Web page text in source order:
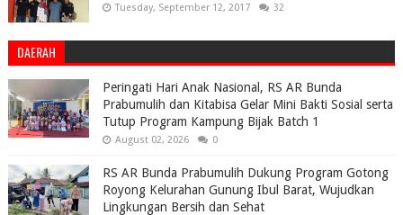
Tuesday, September 12, 2017 32
DAERAH
Peringati Hari Anak Nasional, RS AR Bunda
Prabumulih dan Kitabisa Gelar Mini Bakti Sosial serta
Tutup Program Kampung Bijak Batch 1
August 02, 2026 0
RS AR Bunda Prabumulih Dukung Program Gotong
Royong Kelurahan Gunung Ibul Barat, Wujudkan
Lingkungan Bersih dan Sehat